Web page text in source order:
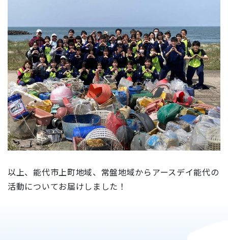
以上、能代市上町地域、常盤地域からアースデイ能代の
活動についてお届けしました！